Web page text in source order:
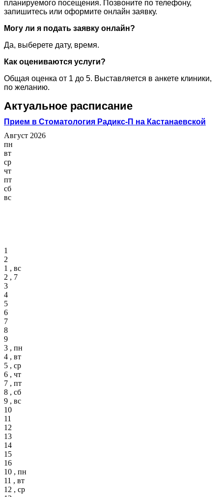
планируемого посещения. Позвоните по телефону,
запишитесь или оформите онлайн заявку.
Могу ли я подать заявку онлайн?
Да, выберете дату, время.
Как оцениваются услуги?
Общая оценка от 1 до 5. Выставляется в анкете клиники,
по желанию.
Актуальное расписание
Прием в Стоматология Радикс-П на Кастанаевской
Август 2026
пн
вт
ср
чт
пт
сб
вс
1
2
1 , вс
2 , 7
3
4
5
6
7
8
9
3 , пн
4 , вт
5 , ср
6 , чт
7 , пт
8 , сб
9 , вс
10
11
12
13
14
15
16
10 , пн
11 , вт
12 , ср